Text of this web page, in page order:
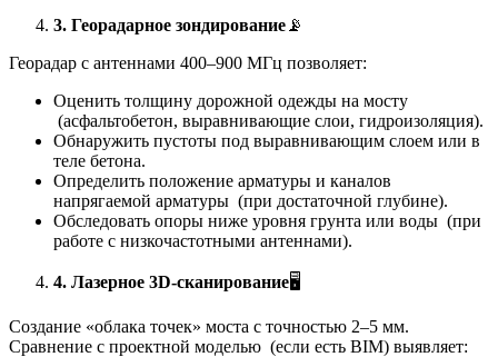
3. Георадарное зондирование 📡
Георадар с антеннами 400–900 МГц позволяет:
Оценить толщину дорожной одежды на мосту
(асфальтобетон, выравнивающие слои, гидроизоляция).
Обнаружить пустоты под выравнивающим слоем или в
теле бетона.
Определить положение арматуры и каналов
напрягаемой арматуры (при достаточной глубине).
Обследовать опоры ниже уровня грунта или воды (при
работе с низкочастотными антеннами).
4. Лазерное 3D-сканирование🖥️
Создание «облака точек» моста с точностью 2–5 мм.
Сравнение с проектной моделью (если есть BIM) выявляет: